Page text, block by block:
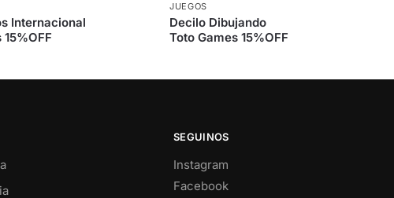
Internacional
JUEGOS
Decilo Dibujando
Toto Games 15%OFF
SEGUINOS
Instagram
Facebook